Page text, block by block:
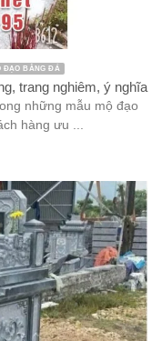
ĐẠO BẰNG ĐÁ
trang nghiêm, ý nghĩa
những mẫu mộ đạo
hàng ưu ...